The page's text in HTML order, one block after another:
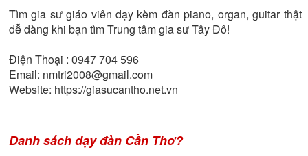
Tìm gia sư giáo viên dạy kèm đàn piano, organ, guitar thật
dễ dàng khi bạn tìm Trung tâm gia sư Tây Đô!
Điện Thoại : 0947 704 596
Email: nmtri2008@gmail.com
Website: https://giasucantho.net.vn
Danh sách dạy đàn Cần Thơ?